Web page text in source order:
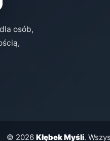
osób,
© 2026 Kłębek Myśli.